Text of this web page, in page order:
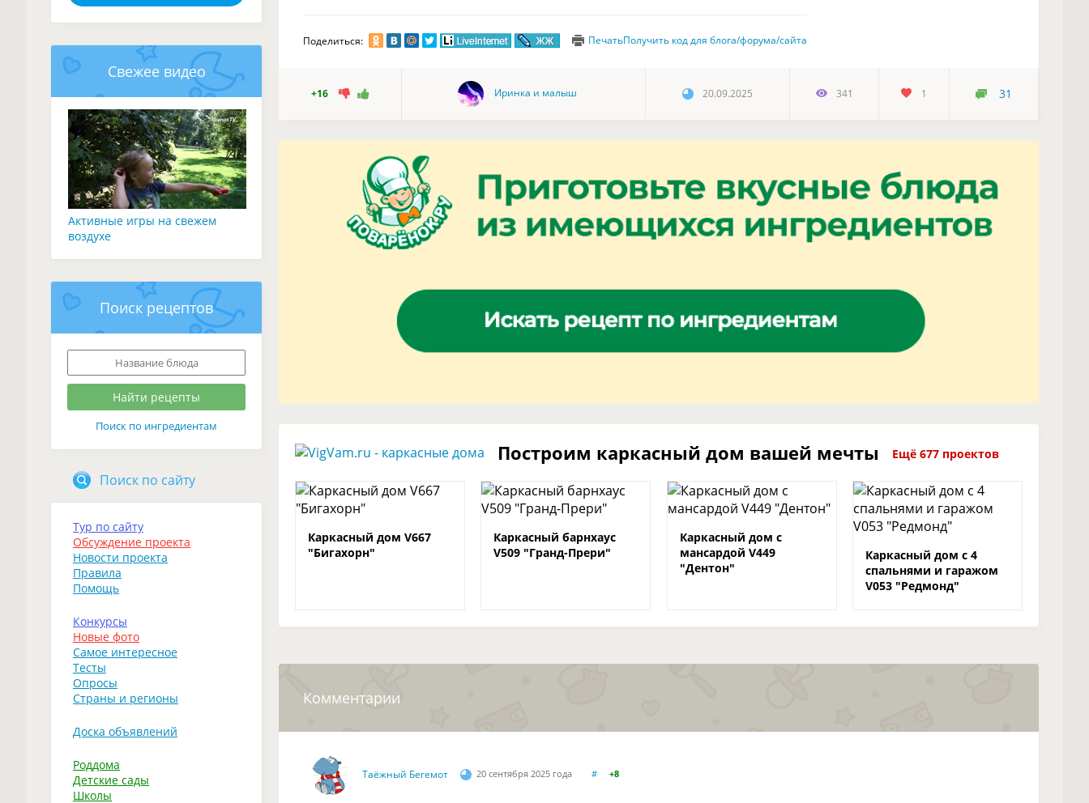
Поделиться: ПечатьПолучить код для блога/форума/сайта
+16 Иринка и малыш 20.09.2025 341 1 31
Построим каркасный дом вашей мечты Ещё 677 проектов
Каркасный дом V667
"Бигахорн"
Каркасный барнхаус
V509 "Гранд-Прери"
Каркасный дом с
мансардой V449
"Дентон"
Каркасный дом с 4
спальнями и гаражом
V053 "Редмонд"
Комментарии
Таёжный Бегемот 20 сентября 2025 года # +8
Свежее видео
Активные игры на свежем
воздухе
Поиск рецептов
Поиск по ингредиентам
Поиск по сайту
Тур по сайту
Обсуждение проекта
Новости проекта
Правила
Помощь
Конкурсы
Новые фото
Самое интересное
Тесты
Опросы
Страны и регионы
Доска объявлений
Роддома
Детские сады
Школы